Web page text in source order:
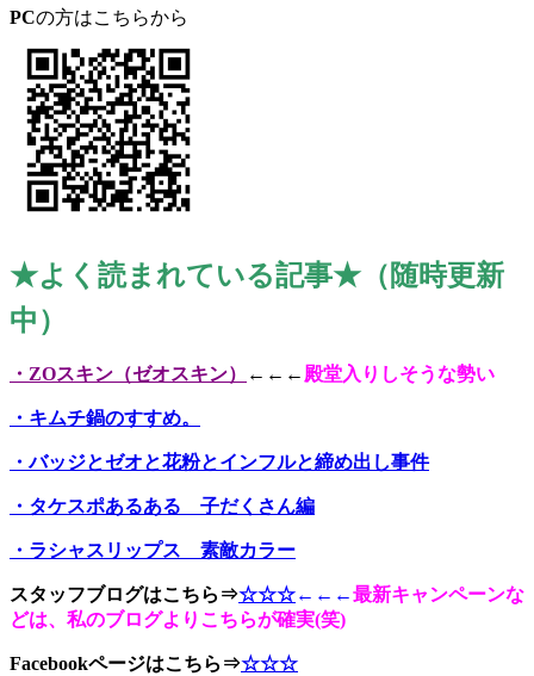
PCの方はこちらから
★よく読まれている記事★（随時更新
中）
・ZOスキン（ゼオスキン） ←←← 殿堂入りしそうな勢い
・キムチ鍋のすすめ。
・バッジとゼオと花粉とインフルと締め出し事件
・タケスポあるある 子だくさん編
・ラシャスリップス 素敵カラー
スタッフブログはこちら⇒☆☆☆←←←最新キャンペーンな
どは、私のブログよりこちらが確実(笑)
Facebookページはこちら⇒☆☆☆